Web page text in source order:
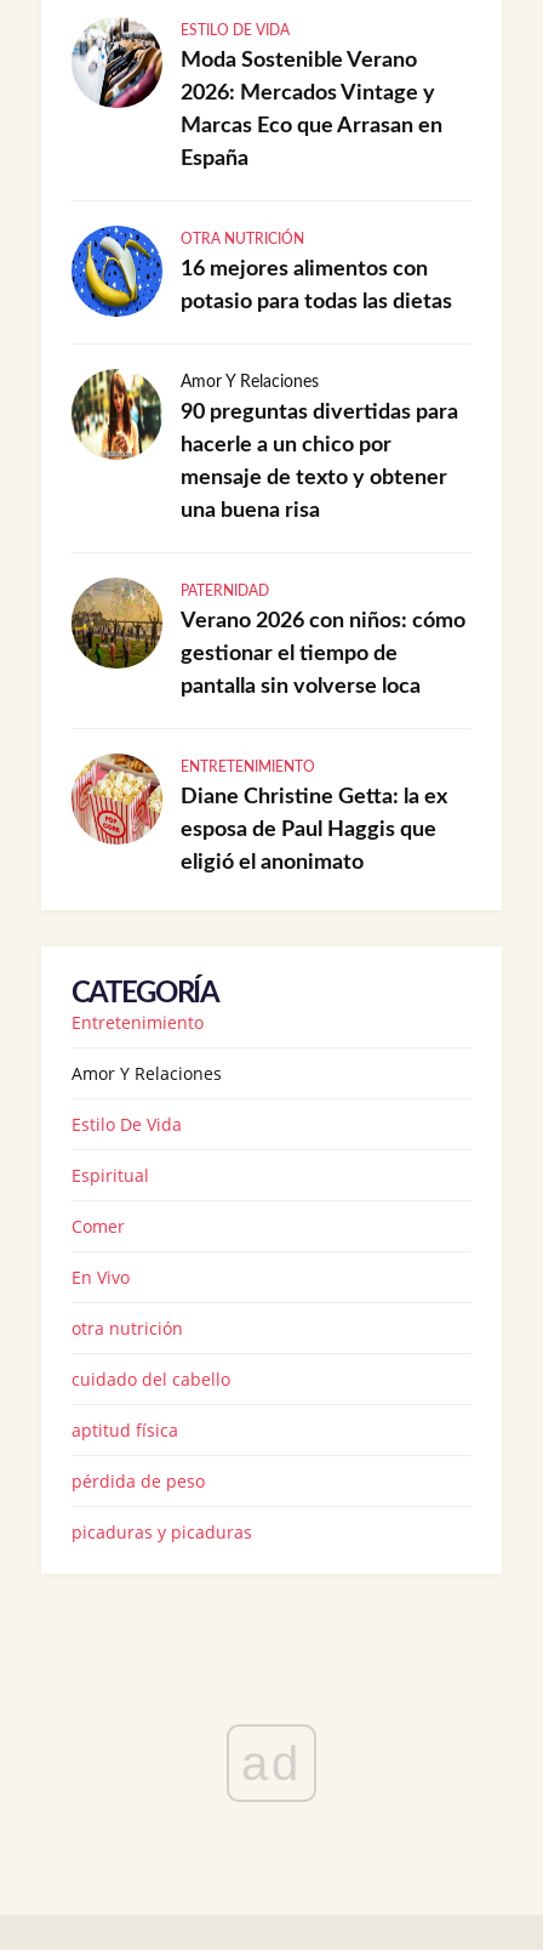
ESTILO DE VIDA
Moda Sostenible Verano
2026: Mercados Vintage y
Marcas Eco que Arrasan en
España
OTRA NUTRICIÓN
16 mejores alimentos con
potasio para todas las dietas
Amor Y Relaciones
90 preguntas divertidas para
hacerle a un chico por
mensaje de texto y obtener
una buena risa
PATERNIDAD
Verano 2026 con niños: cómo
gestionar el tiempo de
pantalla sin volverse loca
ENTRETENIMIENTO
Diane Christine Getta: la ex
esposa de Paul Haggis que
eligió el anonimato
CATEGORÍA
Entretenimiento
Amor Y Relaciones
Estilo De Vida
Espiritual
Comer
En Vivo
otra nutrición
cuidado del cabello
aptitud física
pérdida de peso
picaduras y picaduras
ad